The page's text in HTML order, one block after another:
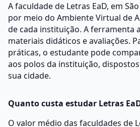
A faculdade de Letras EaD, em
por meio do Ambiente Virtual de
de cada instituição. A ferramenta
materiais didáticos e avaliações.
práticas, o estudante pode
aos polos da instituição,
sua cidade.
Quanto custa estudar Letras
O valor médio das faculdades de